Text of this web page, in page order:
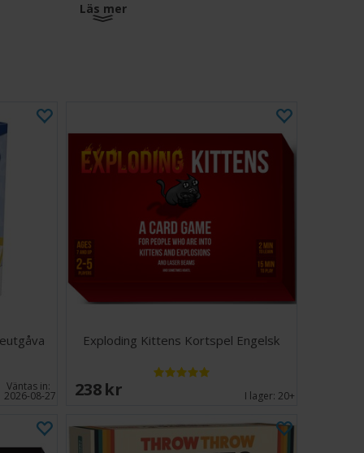
Läs mer
Väntas in:
2026-08-27
Exploding Kittens Kortspel Engelsk
238 SEK I lager:20+